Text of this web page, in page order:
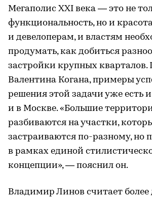
Мегаполис XXI века — это не
функциональность, но и
и девелоперам, и властям
продумать, как добиться
застройки крупных
Валентина Когана, примеры
решения этой задачи уже есть
и в Москве. «Большие
разбиваются на участки,
застраиваются по-разному, но
в рамках единой
концепции», — пояснил он.
Владимир Линов считает